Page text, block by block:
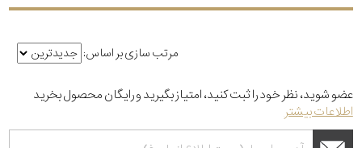
مرتب سازی بر اساس:
عضو شوید، نظر خود را ثبت کنید، امتیاز بگیرید و رایگان محصول بخرید
اطلاعات بیشتر